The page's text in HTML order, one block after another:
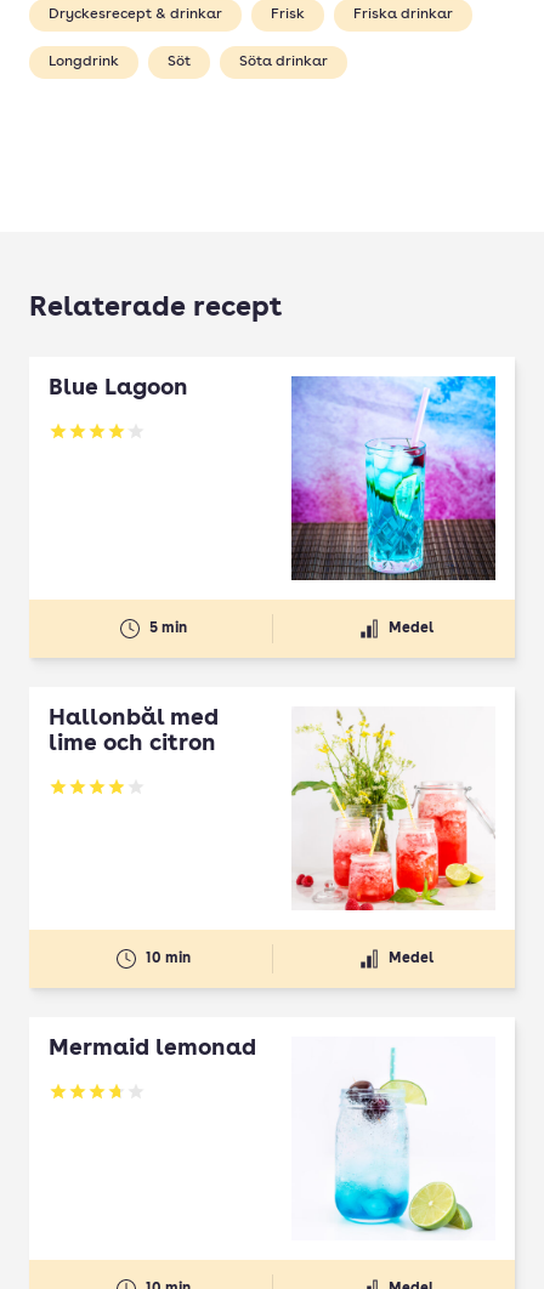
Dryckesrecept & drinkar Frisk Friska drinkar
Longdrink Söt Söta drinkar
Relaterade recept
Blue Lagoon
Betyg: 4.02 av 5
5 min Medel
Hallonbål med
lime och citron
Betyg: 3.94 av 5
10 min Medel
Mermaid lemonad
Betyg: 3.72 av 5